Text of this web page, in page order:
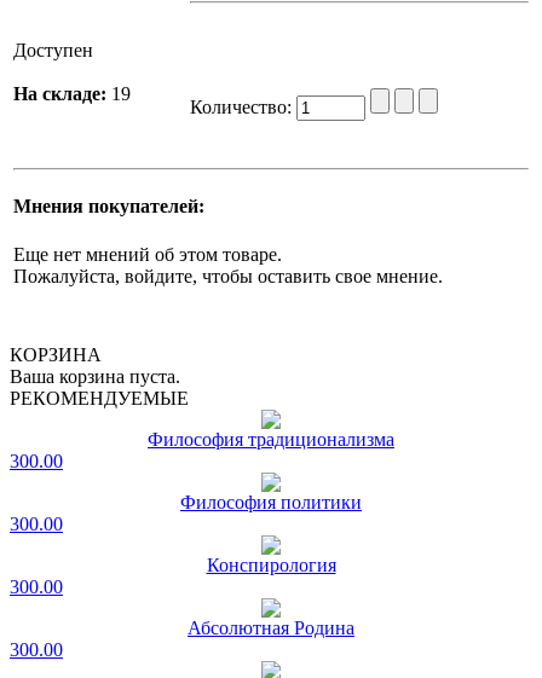
Доступен
На складе: 19
Количество:
Мнения покупателей:
Еще нет мнений об этом товаре.
Пожалуйста, войдите, чтобы оставить свое мнение.
КОРЗИНА
Ваша корзина пуста.
РЕКОМЕНДУЕМЫЕ
Философия традиционализма
300.00
Философия политики
300.00
Конспирология
300.00
Абсолютная Родина
300.00